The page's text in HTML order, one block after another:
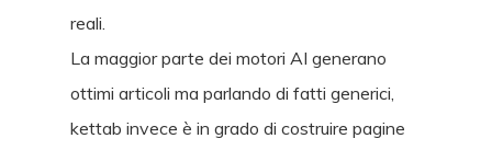
reali.
La maggior parte dei motori AI generano
ottimi articoli ma parlando di fatti generici,
kettab invece è in grado di costruire pagine